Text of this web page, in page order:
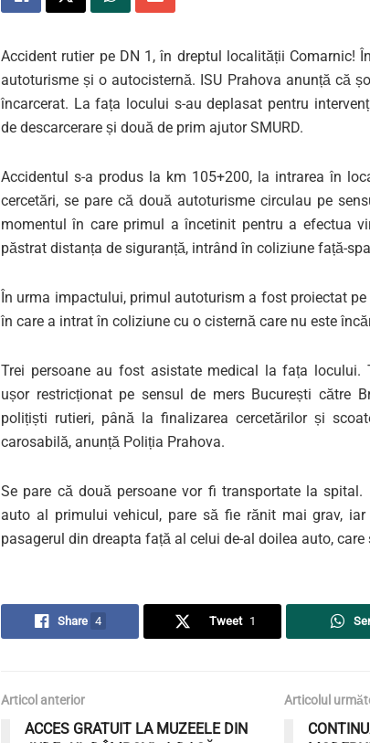
Accident rutier pe DN 1, în dreptul localității Comarnic!
autoturisme și o autocisternă. ISU Prahova anunță că
încarcerat. La fața locului s-au deplasat pentru
de descarcerare și două de prim ajutor SMURD.
Accidentul s-a produs la km 105+200, la intrarea în
cercetări, se pare că două autoturisme circulau pe
momentul în care primul a încetinit pentru a efectua
păstrat distanța de siguranță, intrând în coliziune față-
În urma impactului, primul autoturism a fost proiectat
în care a intrat în coliziune cu o cisternă care nu este
Trei persoane au fost asistate medical la fața locului.
ușor restricționat pe sensul de mers București către
polițiști rutieri, până la finalizarea cercetărilor și
carosabilă, anunță Poliția Prahova.
Se pare că două persoane vor fi transportate la spital.
auto al primului vehicul, pare să fie rănit mai grav, iar
pasagerul din dreapta față al celui de-al doilea auto, care
Share 4 Tweet 1
Articol anterior
ACCES GRATUIT LA MUZEELE DIN
Articolul